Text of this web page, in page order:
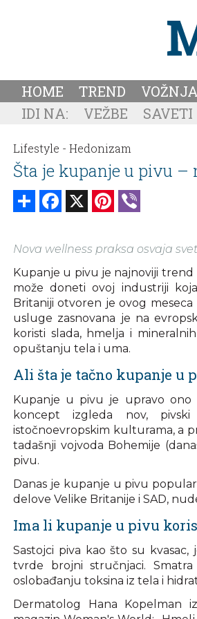
HOME TREND VOŽNJA
IDI NA:
VEŽBE SAVETI
Lifestyle - Hedonizam
Šta je kupanje u pivu
Share Facebook Pinterest
Nova wellness praksa osvaja
Kupanje u pivu je najnoviji trend
može doneti ovoj industriji
Britaniji otvoren je ovog
usluge zasnovana je na
koristi slada, hmelja i
opuštanju tela i uma.
Ali šta je tačno kupanje u
Kupanje u pivu je upravo ono
koncept izgleda nov,
istočnoevropskim kulturama, a
tadašnji vojvoda Bohemije
pivu.
Danas je kupanje u pivu
delove Velike Britanije i SAD,
Ima li kupanje u pivu
Sastojci piva kao što su
tvrde brojni stručnjaci.
oslobađanju toksina iz tela i
Dermatolog Hana Kopelman